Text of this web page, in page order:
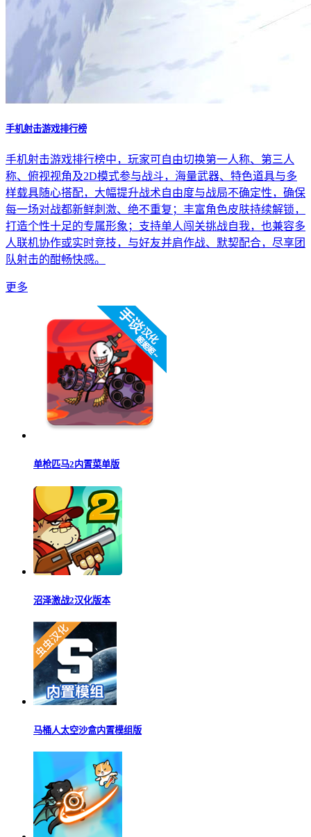
手机射击游戏排行榜
手机射击游戏排行榜中，玩家可自由切换第一人称、第三人
称、俯视视角及2D模式参与战斗，海量武器、特色道具与多
样载具随心搭配，大幅提升战术自由度与战局不确定性，确保
每一场对战都新鲜刺激、绝不重复；丰富角色皮肤持续解锁，
打造个性十足的专属形象；支持单人闯关挑战自我，也兼容多
人联机协作或实时竞技，与好友并肩作战、默契配合，尽享团
队射击的酣畅快感。
更多
单枪匹马2内置菜单版
沼泽激战2汉化版本
马桶人太空沙盒内置模组版